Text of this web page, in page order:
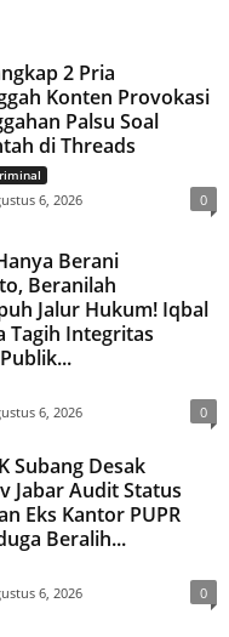
2 Pria
Konten Provokasi
Palsu Soal
di Threads
6, 2026 0
Berani
Beranilah
Jalur Hukum! Iqbal
Tagih Integritas
6, 2026 0
Subang Desak
Jabar Audit Status
Eks Kantor PUPR
Beralih...
6, 2026 0